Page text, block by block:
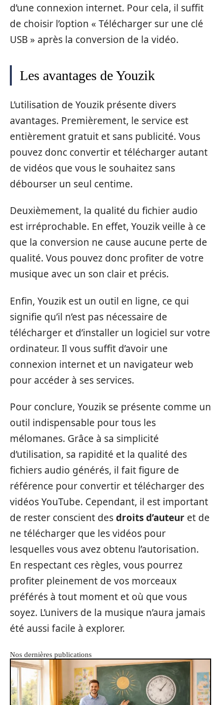
d’une connexion internet. Pour cela, il suffit
de choisir l’option « Télécharger sur une clé
USB » après la conversion de la vidéo.
Les avantages de Youzik
L’utilisation de Youzik présente divers
avantages. Premièrement, le service est
entièrement gratuit et sans publicité. Vous
pouvez donc convertir et télécharger autant
de vidéos que vous le souhaitez sans
débourser un seul centime.
Deuxièmement, la qualité du fichier audio
est irréprochable. En effet, Youzik veille à ce
que la conversion ne cause aucune perte de
qualité. Vous pouvez donc profiter de votre
musique avec un son clair et précis.
Enfin, Youzik est un outil en ligne, ce qui
signifie qu’il n’est pas nécessaire de
télécharger et d’installer un logiciel sur votre
ordinateur. Il vous suffit d’avoir une
connexion internet et un navigateur web
pour accéder à ses services.
Pour conclure, Youzik se présente comme un
outil indispensable pour tous les
mélomanes. Grâce à sa simplicité
d’utilisation, sa rapidité et la qualité des
fichiers audio générés, il fait figure de
référence pour convertir et télécharger des
vidéos YouTube. Cependant, il est important
de rester conscient desdroits d’auteur et de
ne télécharger que les vidéos pour
lesquelles vous avez obtenu l’autorisation.
En respectant ces règles, vous pourrez
profiter pleinement de vos morceaux
préférés à tout moment et où que vous
soyez. L’univers de la musique n’aura jamais
été aussi facile à explorer.
Nos dernières publications